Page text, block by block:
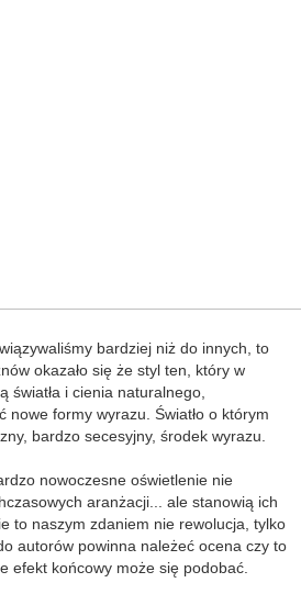
bardziej niż do innych, to
okazało się że styl ten, który w
światła i cienia naturalnego,
nowe formy wyrazu. Światło o którym
bardzo secesyjny, środek wyrazu.
nowoczesne oświetlenie nie
aranżacji... ale stanowią ich
to naszym zdaniem nie rewolucja, tylko
autorów powinna należeć ocena czy to
efekt końcowy może się podobać.